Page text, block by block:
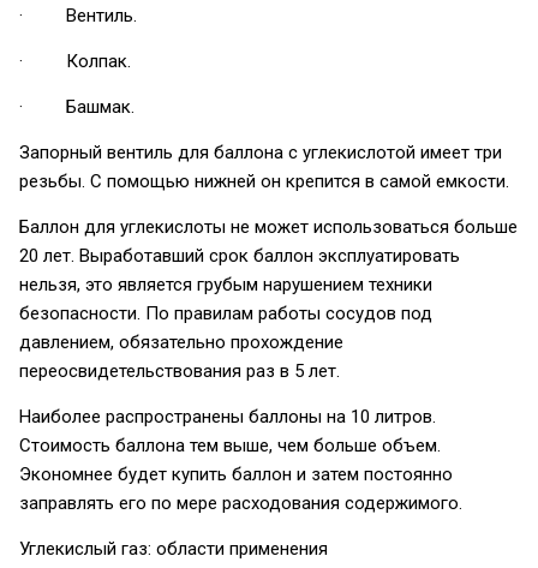
· Вентиль.
· Колпак.
· Башмак.
Запорный вентиль для баллона с углекислотой имеет три
резьбы. С помощью нижней он крепится в самой емкости.
Баллон для углекислоты не может использоваться больше
20 лет. Выработавший срок баллон эксплуатировать
нельзя, это является грубым нарушением техники
безопасности. По правилам работы сосудов под
давлением, обязательно прохождение
переосвидетельствования раз в 5 лет.
Наиболее распространены баллоны на 10 литров.
Стоимость баллона тем выше, чем больше объем.
Экономнее будет купить баллон и затем постоянно
заправлять его по мере расходования содержимого.
Углекислый газ: области применения